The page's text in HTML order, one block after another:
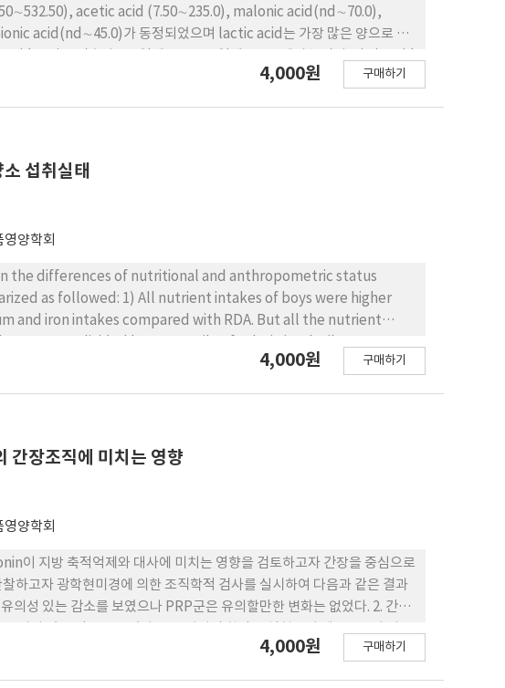
was a Convolvulus. Among of these results an Evening
much other components. 4. The level of chlorophyll of fresh
highest of fresh
Na Mul. The largest of cooked samples was So Ru Jaeng Yi
4,000원 구매하기
섭취실태
양학회
the differences of nutritional and anthropometric status
as followed: 1) All nutrient intakes of boys were higher
had influence on height and weight of boys.
4,000원 구매하기
간장조직에 미치는 영향
양학회
이 지방 축적억제와 대사에 미치는 영향을 검토하고자 간장을 중심으로
의성 있는 감소를 보였으나 PRP군은 유의할만한 변화는 없었다. 2. 간장
4,000원 구매하기